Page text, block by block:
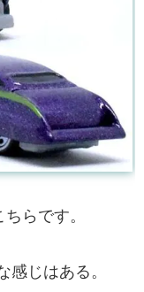
らです。
感じはある。